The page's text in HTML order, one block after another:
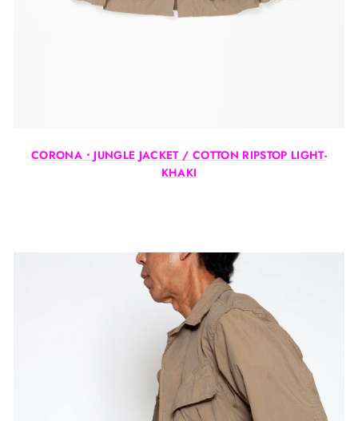
CORONA・JUNGLE JACKET / COTTON RIPSTOP LIGHT-
KHAKI